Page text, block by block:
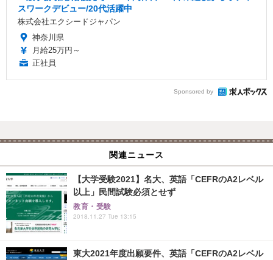
スワークデビュー/20代活躍中
株式会社エクシードジャパン
神奈川県
月給25万円～
正社員
Sponsored by
関連ニュース
【大学受験2021】名大、英語「CEFRのA2レベル
以上」民間試験必須とせず
教育・受験
2018.11.27 Tue 13:15
東大2021年度出願要件、英語「CEFRのA2レベル